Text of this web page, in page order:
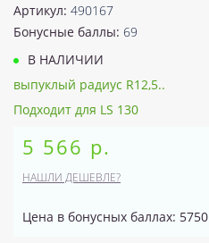
Артикул: 490167
Бонусные баллы: 69
В НАЛИЧИИ
выпуклый радиус R12,5..
Подходит для LS 130
5 566 р.
НАШЛИ ДЕШЕВЛЕ?
Цена в бонусных баллах: 5750